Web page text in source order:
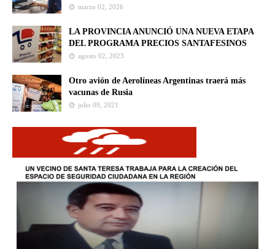
marzo 02, 2026
LA PROVINCIA ANUNCIÓ UNA NUEVA ETAPA
DEL PROGRAMA PRECIOS SANTAFESINOS
agosto 02, 2023
Otro avión de Aerolíneas Argentinas traerá más
vacunas de Rusia
julio 09, 2021